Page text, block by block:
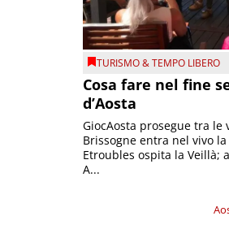
TURISMO & TEMPO LIBERO
Cosa fare nel fine
d’Aosta
GiocAosta prosegue tra le
Brissogne entra nel vivo la
Etroubles ospita la Veillà;
A...